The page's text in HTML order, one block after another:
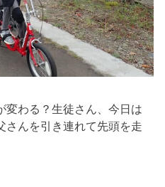
変わる？生徒さん、今日は
さんを引き連れて先頭を走